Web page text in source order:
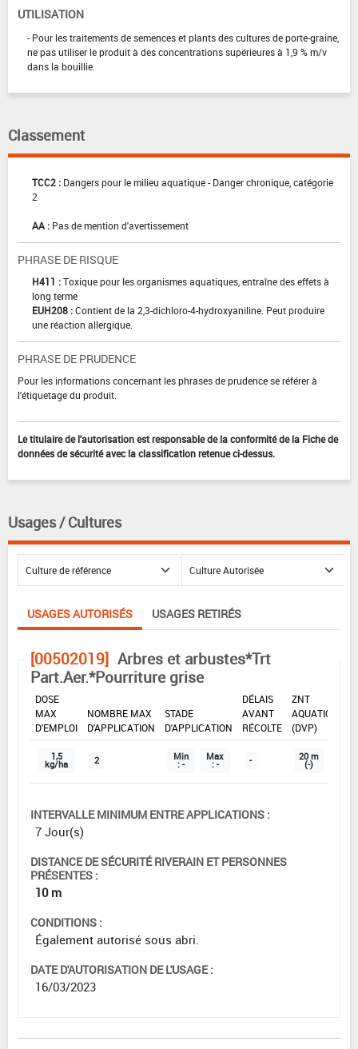
UTILISATION
- Pour les traitements de semences et plants des cultures de porte-graine,
ne pas utiliser le produit à des concentrations supérieures à 1,9 % m/v
dans la bouillie.
Classement
TCC2 : Dangers pour le milieu aquatique - Danger chronique, catégorie
2
AA : Pas de mention d'avertissement
PHRASE DE RISQUE
H411 :Toxique pour les organismes aquatiques, entraîne des effets à
long terme
EUH208 :Contient de la 2,3-dichloro-4-hydroxyaniline. Peut produire
une réaction allergique.
PHRASE DE PRUDENCE
Pour les informations concernant les phrases de prudence se référer à
l'étiquetage du produit.
Le titulaire de l'autorisation est responsable de la conformité de la Fiche de
données de sécurité avec la classification retenue ci-dessus.
Usages / Cultures
USAGES AUTORISÉS USAGES RETIRÉS
[00502019] Arbres et arbustes*Trt
Part.Aer.*Pourriture grise
DOSE
MAX
D'EMPLOI
NOMBRE MAX
D'APPLICATION
STADE
D'APPLICATION
DÉLAIS
AVANT
RÉCOLTE
ZNT
AQUATIQUE
(DVP)
1,5
kg/ha 2 Min
: -
Max
: - - 20 m
(-)
INTERVALLE MINIMUM ENTRE APPLICATIONS :
7 Jour(s)
DISTANCE DE SÉCURITÉ RIVERAIN ET PERSONNES
PRÉSENTES :
10 m
CONDITIONS :
Également autorisé sous abri.
DATE D'AUTORISATION DE L'USAGE :
16/03/2023